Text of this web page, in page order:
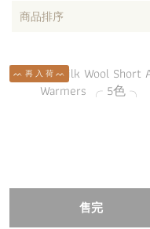
商品排序
ᨓ 再 入 荷 ᨓ
售完